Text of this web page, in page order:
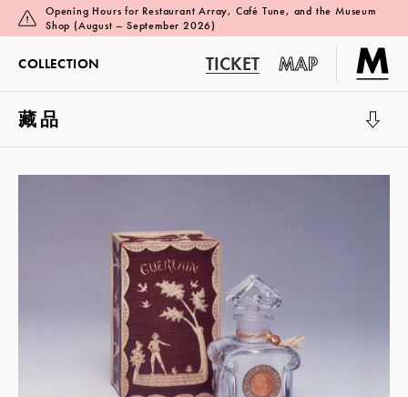
Opening Hours for Restaurant Array, Café Tune, and the Museum
Shop (August – September 2026)
COLLECTION TICKET MAP
藏品